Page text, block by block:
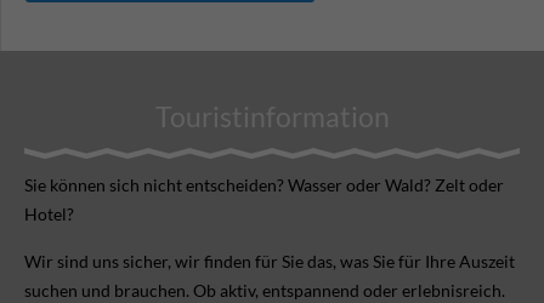
Touristinformation
Sie können sich nicht ent­scheiden? Wasser oder Wald? Zelt oder
Hotel?
Wir sind uns sicher, wir finden für Sie das, was Sie für Ihre Aus­zeit
suchen und brauchen. Ob aktiv, ent­spannend oder erlebnis­reich.